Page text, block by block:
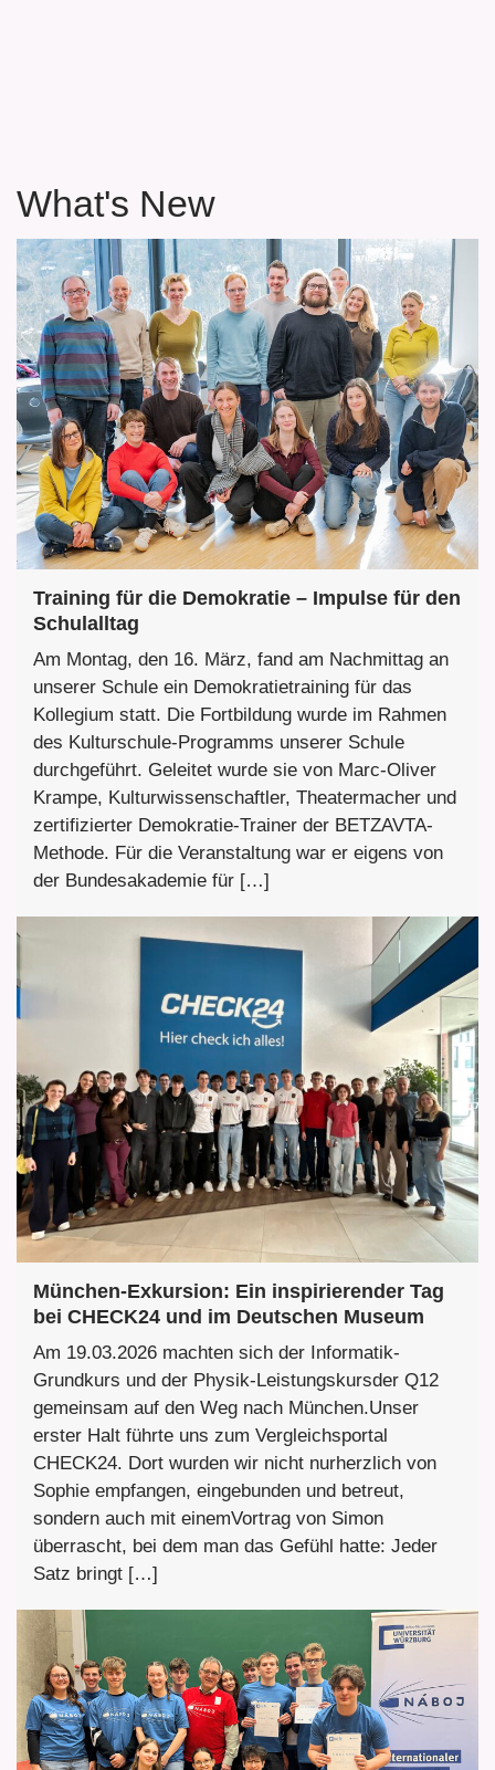
What's New
Training für die Demokratie – Impulse für den
Schulalltag
Am Montag, den 16. März, fand am Nachmittag an
unserer Schule ein Demokratietraining für das
Kollegium statt. Die Fortbildung wurde im Rahmen
des Kulturschule-Programms unserer Schule
durchgeführt. Geleitet wurde sie von Marc-Oliver
Krampe, Kulturwissenschaftler, Theatermacher und
zertifizierter Demokratie-Trainer der BETZAVTA-
Methode. Für die Veranstaltung war er eigens von
der Bundesakademie für […]
München-Exkursion: Ein inspirierender Tag
bei CHECK24 und im Deutschen Museum
Am 19.03.2026 machten sich der Informatik-
Grundkurs und der Physik-Leistungskursder Q12
gemeinsam auf den Weg nach München.Unser
erster Halt führte uns zum Vergleichsportal
CHECK24. Dort wurden wir nicht nurherzlich von
Sophie empfangen, eingebunden und betreut,
sondern auch mit einemVortrag von Simon
überrascht, bei dem man das Gefühl hatte: Jeder
Satz bringt […]